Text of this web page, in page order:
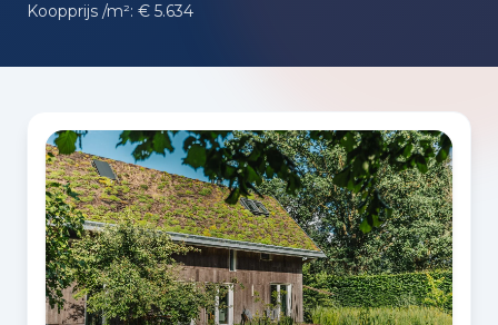
Koopprijs /m²: € 5.634
Fotogalerij